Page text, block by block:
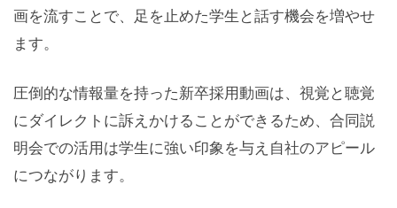
画を流すことで、足を止めた学生と話す機会を増やせ
ます。
圧倒的な情報量を持った新卒採用動画は、視覚と聴覚
にダイレクトに訴えかけることができるため、合同説
明会での活用は学生に強い印象を与え自社のアピール
につながります。